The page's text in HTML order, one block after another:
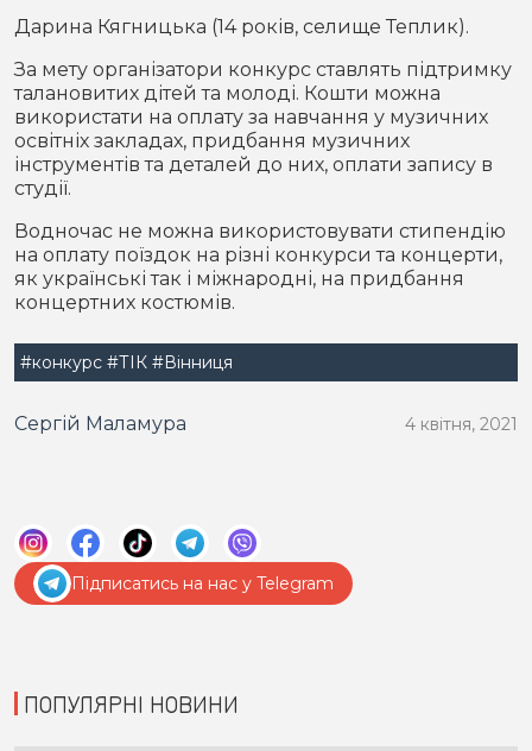
Дарина Кягницька (14 років, селище Теплик).
За мету організатори конкурс ставлять підтримку
талановитих дітей та молоді. Кошти можна
використати на оплату за навчання у музичних
освітніх закладах, придбання музичних
інструментів та деталей до них, оплати запису в
студії.
Водночас не можна використовувати стипендію
на оплату поїздок на різні конкурси та концерти,
як українські так і міжнародні, на придбання
концертних костюмів.
#конкурс #ТІК #Вінниця
Сергій Маламура 4 квітня, 2021
Підписатись на нас у Telegram
ПОПУЛЯРНІ НОВИНИ